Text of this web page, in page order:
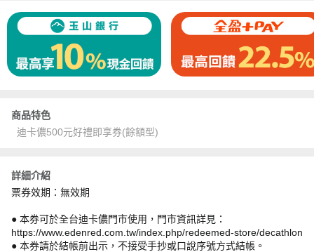
商品特色
迪卡儂500元好禮即享券(餘額型)
詳細介紹
票券效期：無效期
● 本券可於全台迪卡儂門市使用，門市資訊詳見：
https://www.edenred.com.tw/index.php/redeemed-store/decathlon
● 本券請於結帳前出示，不接受手抄或口說序號方式結帳。